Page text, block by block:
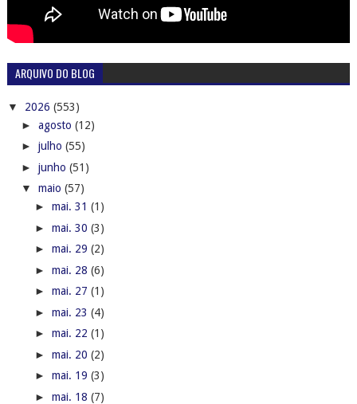
ARQUIVO DO BLOG
▼ 2026 (553)
► agosto (12)
► julho (55)
► junho (51)
▼ maio (57)
► mai. 31 (1)
► mai. 30 (3)
► mai. 29 (2)
► mai. 28 (6)
► mai. 27 (1)
► mai. 23 (4)
► mai. 22 (1)
► mai. 20 (2)
► mai. 19 (3)
► mai. 18 (7)